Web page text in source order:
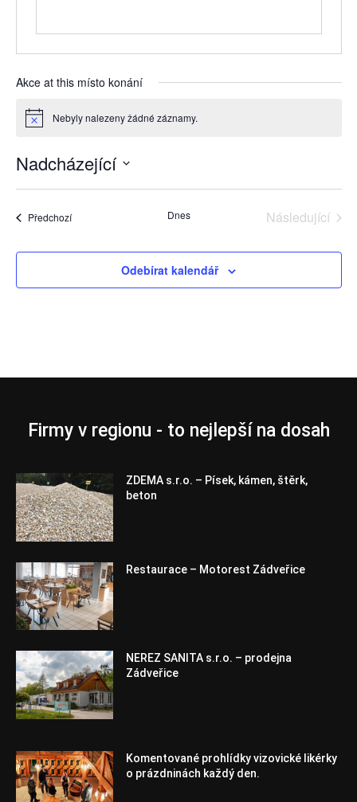
Akce at this místo konání
Notice Nebyly nalezeny žádné záznamy.
Nadcházející
PředchozíAkce Dnes
Následující
Odebírat kalendář
Firmy v regionu - to nejlepší na dosah
ZDEMA s.r.o. – Písek, kámen, štěrk,
beton
Restaurace – Motorest Zádveřice
NEREZ SANITA s.r.o. – prodejna
Zádveřice
Komentované prohlídky vizovické likérky
o prázdninách každý den.